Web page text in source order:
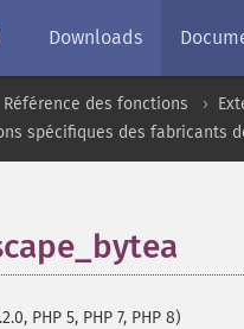
Downloads
Référence des fonctions
spécifiques des fabricants
PHP 5, PHP 7, PHP 8)